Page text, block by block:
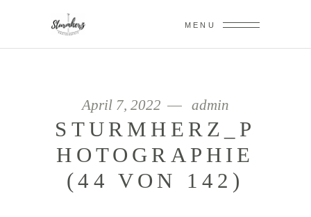
MENU
April 7, 2022 admin
STURMHERZ_P
HOTOGRAPHIE
(44 VON 142)